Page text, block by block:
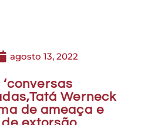
agosto 13, 2022
Werneck
de ameaça e